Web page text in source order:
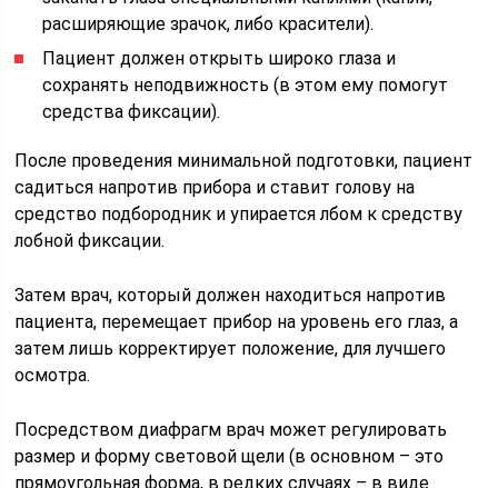
расширяющие зрачок, либо красители).
Пациент должен открыть широко глаза и
сохранять неподвижность (в этом ему помогут
средства фиксации).
После проведения минимальной подготовки, пациент
садиться напротив прибора и ставит голову на
средство подбородник и упирается лбом к средству
лобной фиксации.
Затем врач, который должен находиться напротив
пациента, перемещает прибор на уровень его глаз, а
затем лишь корректирует положение, для лучшего
осмотра.
Посредством диафрагм врач может регулировать
размер и форму световой щели (в основном – это
прямоугольная форма, в редких случаях – в виде